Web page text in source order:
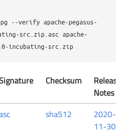
--verify apache-pegasus-
src.zip.asc apache-
incubating-src.zip
Checksum
Release
Notes
sha512
2020-
11-30